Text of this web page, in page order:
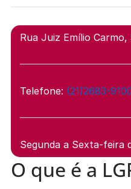
Rua Juiz Emílio
Telefone: (21)2683-
Segunda a Sexta-feira
O que é a